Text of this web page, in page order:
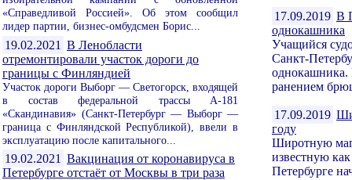
«Справедливой Россией». Об этом сообщил
лидер партии, бизнес-омбудсмен Борис...
19.02.2021 В Ленобласти
отремонтировали участок дороги до
границы с Финляндией
Участок дороги Выборг — Светогорск, входящей
в состав федеральной трассы А-181
«Скандинавия» (Санкт-Петербург — Выборг —
граница с Финляндской Республикой), ввели в
эксплуатацию после капитального...
19.02.2021 Вакцинация от коронавируса в
Петербурге отстаёт от Москвы в три раза
17.09.2019 В
однокашника
Учащийся
Санкт-
однокашника.
ранением
17.09.2019
году
Широтную
известную
Петербурге